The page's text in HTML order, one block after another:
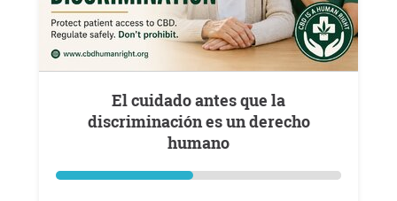
El cuidado antes que la
discriminación es un derecho
humano